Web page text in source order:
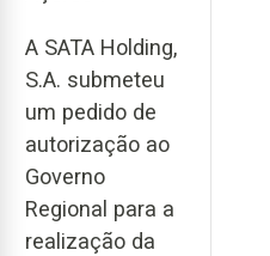
A SATA Holding,
S.A. submeteu
um pedido de
autorização ao
Governo
Regional para a
realização da